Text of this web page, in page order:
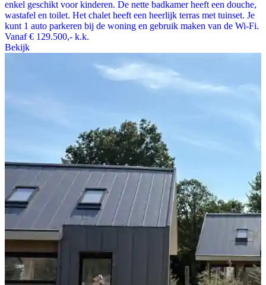
enkel geschikt voor kinderen. De nette badkamer heeft een douche,
wastafel en toilet. Het chalet heeft een heerlijk terras met tuinset. Je
kunt 1 auto parkeren bij de woning en gebruik maken van de Wi-Fi.
Vanaf € 129.500,- k.k.
Bekijk